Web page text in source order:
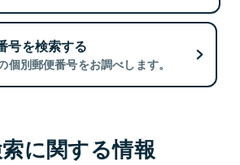
号を検索する
個別郵便番号をお調べします。
に関する情報